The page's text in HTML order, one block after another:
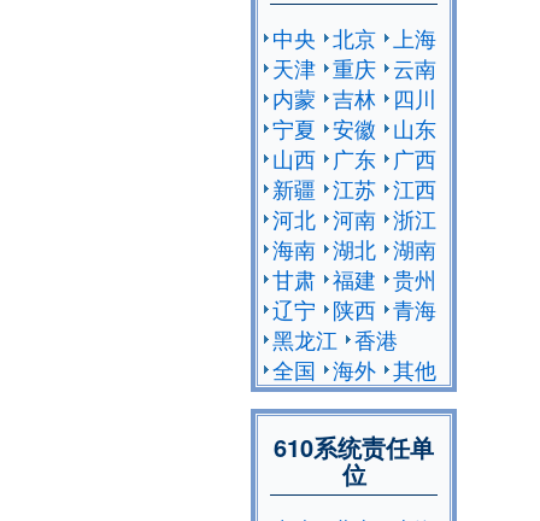
中央 北京
上海
天津 重庆 云南
内蒙 吉林
四川
宁夏 安徽
山东
山西
广东
广西
新疆 江苏 江西
河北 河南 浙江
海南 湖北 湖南
甘肃 福建 贵州
辽宁
陕西 青海
黑龙江 香港
全国 海外 其他
610系统责任单
位